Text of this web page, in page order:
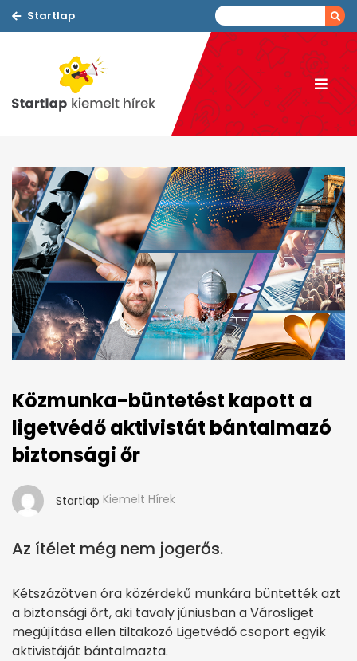
Startlap
Közmunka-büntetést kapott a
ligetvédő aktivistát bántalmazó
biztonsági őr
Startlap Kiemelt Hírek
Az ítélet még nem jogerős.
Kétszázötven óra közérdekű munkára büntették azt
a biztonsági őrt, aki tavaly júniusban a Városliget
megújítása ellen tiltakozó Ligetvédő csoport egyik
aktivistáját bántalmazta.